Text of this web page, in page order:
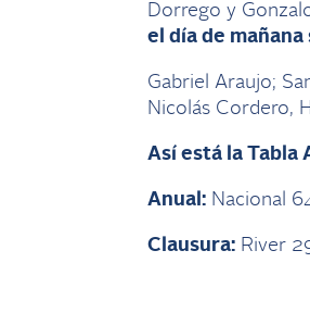
Dorrego y
el día de
Gabriel Araujo;
Nicolás Cordero,
Así está la Tabla
Anual:Nacional
Clausura:River